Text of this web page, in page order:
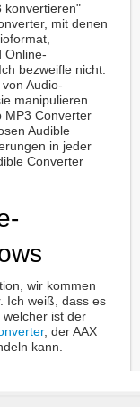
konvertieren"
mit denen
Online-
bezweifle nicht.
Audio-
manipulieren
MP3 Converter
Audible
in jeder
Converter
wir kommen
Ich weiß, dass es
ist der
, der AAX
kann.